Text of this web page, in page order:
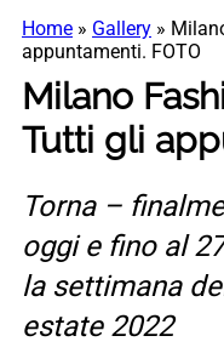
Home » Gallery »
appuntamenti. FOTO
Milano
Tutti gli
Torna –
oggi e fino al
la settimana
estate 2022